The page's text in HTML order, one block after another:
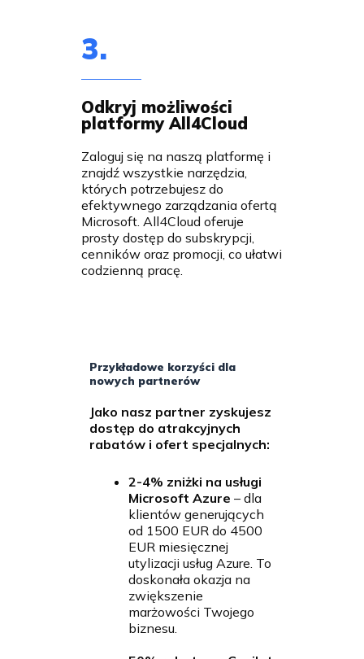
3.
Odkryj możliwości
platformy All4Cloud
Zaloguj się na naszą platformę i
znajdź wszystkie narzędzia,
których potrzebujesz do
efektywnego zarządzania ofertą
Microsoft. All4Cloud oferuje
prosty dostęp do subskrypcji,
cenników oraz promocji, co ułatwi
codzienną pracę.
Przykładowe korzyści dla
nowych partnerów
Jako nasz partner zyskujesz
dostęp do atrakcyjnych
rabatów i ofert specjalnych:
2-4% zniżki na usługi
Microsoft Azure – dla
klientów generujących
od 1500 EUR do 4500
EUR miesięcznej
utylizacji usług Azure. To
doskonała okazja na
zwiększenie
marżowości Twojego
biznesu.